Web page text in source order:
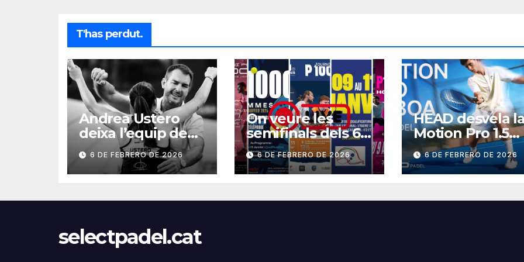
T'has perdut.
Andrea Ustero
deixa l’equip de
Pablo Aymá
6 DE FEBRERO DE 2026
On veure les
semifinals dels 6
P1000 del cap de
setmana?
6 DE FEBRERO DE 2026
HEAD desvela
Motion Pro 1.5
BOA
6 DE FEBRERO DE 2026
selectpadel.cat